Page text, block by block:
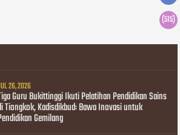
(515)
26, 2026
Guru Bukittinggi Ikuti Pelatihan Pendidikan Sains
Tiongkok, Kadisdikbud: Bawa Inovasi untuk
Gemilang